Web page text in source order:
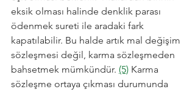
eksik olması halinde denklik parası
ödenmek sureti ile aradaki fark
kapatılabilir. Bu halde artık mal değişim
sözleşmesi değil, karma sözleşmeden
bahsetmek mümkündür. (5) Karma
sözleşme ortaya çıkması durumunda